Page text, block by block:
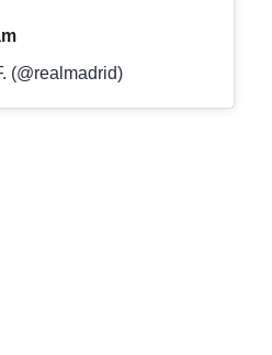
(@realmadrid)